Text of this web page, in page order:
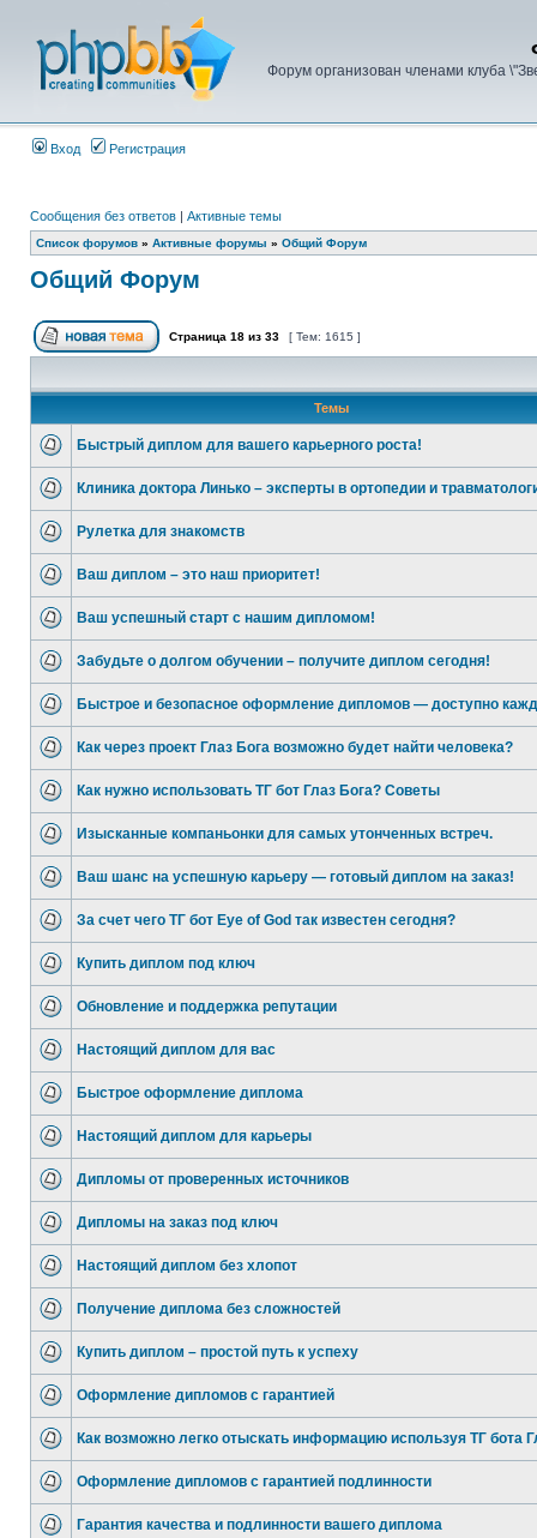
Форум организован членами клуба
Вход Регистрация
Сообщения без ответов | Активные темы
Список форумов » Активные форумы » Общий Форум
Общий Форум
Страница 18 из 33 [ Тем: 1615 ]
Темы
Быстрый диплом для вашего карьерного роста!
Клиника доктора Линько – эксперты в ортопедии и
Рулетка для знакомств
Ваш диплом – это наш приоритет!
Ваш успешный старт с нашим дипломом!
Забудьте о долгом обучении – получите диплом сегодня!
Быстрое и безопасное оформление дипломов — доступно
Как через проект Глаз Бога возможно будет найти человека?
Как нужно использовать ТГ бот Глаз Бога? Советы
Изысканные компаньонки для самых утонченных встреч.
Ваш шанс на успешную карьеру — готовый диплом на заказ!
За счет чего ТГ бот Eye of God так известен сегодня?
Купить диплом под ключ
Обновление и поддержка репутации
Настоящий диплом для вас
Быстрое оформление диплома
Настоящий диплом для карьеры
Дипломы от проверенных источников
Дипломы на заказ под ключ
Настоящий диплом без хлопот
Получение диплома без сложностей
Купить диплом – простой путь к успеху
Оформление дипломов с гарантией
Как возможно легко отыскать информацию используя ТГ бота
Оформление дипломов с гарантией подлинности
Гарантия качества и подлинности вашего диплома